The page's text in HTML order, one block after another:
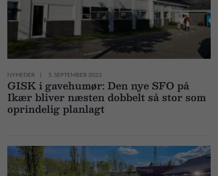
NYHEDER 5. SEPTEMBER 2023
GISK i gavehumør: Den nye SFO på
Ikær bliver næsten dobbelt så stor som
oprindelig planlagt